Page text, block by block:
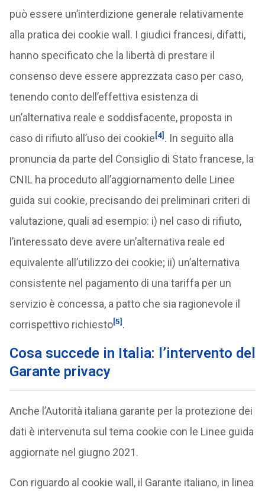
può essere un’interdizione generale relativamente
alla pratica dei cookie wall. I giudici francesi, difatti,
hanno specificato che la libertà di prestare il
consenso deve essere apprezzata caso per caso,
tenendo conto dell’effettiva esistenza di
un’alternativa reale e soddisfacente, proposta in
caso di rifiuto all’uso dei cookie[4] . In seguito alla
pronuncia da parte del Consiglio di Stato francese, la
CNIL ha proceduto all’aggiornamento delle Linee
guida sui cookie, precisando dei preliminari criteri di
valutazione, quali ad esempio: i) nel caso di rifiuto,
l’interessato deve avere un’alternativa reale ed
equivalente all’utilizzo dei cookie; ii) un’alternativa
consistente nel pagamento di una tariffa per un
servizio è concessa, a patto che sia ragionevole il
corrispettivo richiesto[5] .
Cosa succede in Italia: l’intervento del
Garante privacy
Anche l’Autorità italiana garante per la protezione dei
dati è intervenuta sul tema cookie con le Linee guida
aggiornate nel giugno 2021.
Con riguardo al cookie wall, il Garante italiano, in linea